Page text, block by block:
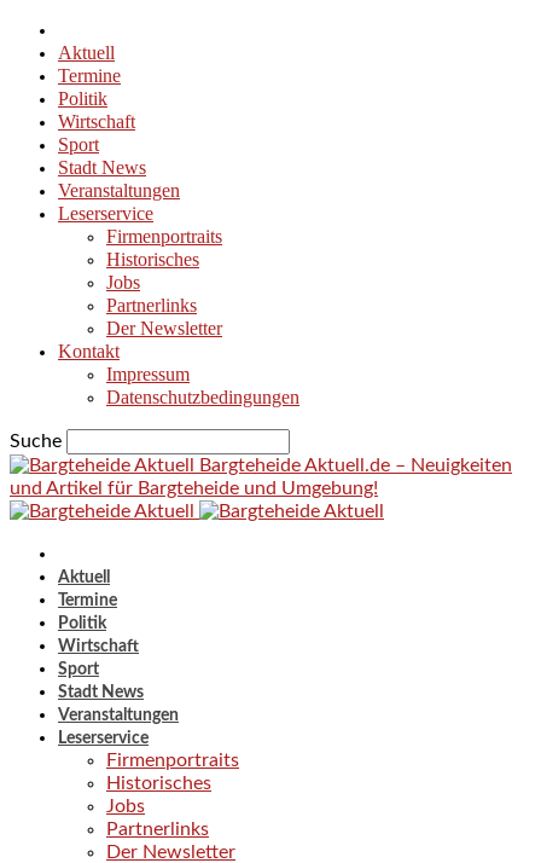
Aktuell
Termine
Politik
Wirtschaft
Sport
Stadt News
Veranstaltungen
Leserservice
Firmenportraits
Historisches
Jobs
Partnerlinks
Der Newsletter
Kontakt
Impressum
Datenschutzbedingungen
Suche
Bargteheide Aktuell.de – Neuigkeiten
und Artikel für Bargteheide und Umgebung!
Aktuell
Termine
Politik
Wirtschaft
Sport
Stadt News
Veranstaltungen
Leserservice
Firmenportraits
Historisches
Jobs
Partnerlinks
Der Newsletter